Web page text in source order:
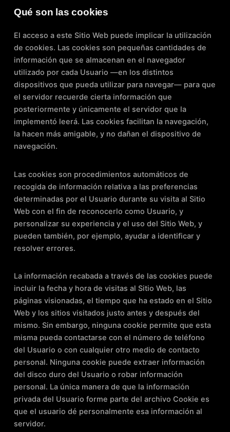
Qué son las cookies
El acceso a este Sitio Web puede implicar la utilización
de cookies. Las cookies son pequeñas cantidades de
información que se almacenan en el navegador
utilizado por cada Usuario —en los distintos
dispositivos que pueda utilizar para navegar— para que
el servidor recuerde cierta información que
posteriormente y únicamente el servidor que la
implementó leerá. Las cookies facilitan la navegación,
la hacen más amigable, y no dañan el dispositivo de
navegación.
Las cookies son procedimientos automáticos de
recogida de información relativa a las preferencias
determinadas por el Usuario durante su visita al Sitio
Web con el fin de reconocerlo como Usuario, y
personalizar su experiencia y el uso del Sitio Web, y
pueden también, por ejemplo, ayudar a identificar y
resolver errores.
La información recabada a través de las cookies puede
incluir la fecha y hora de visitas al Sitio Web, las
páginas visionadas, el tiempo que ha estado en el Sitio
Web y los sitios visitados justo antes y después del
mismo. Sin embargo, ninguna cookie permite que esta
misma pueda contactarse con el número de teléfono
del Usuario o con cualquier otro medio de contacto
personal. Ninguna cookie puede extraer información
del disco duro del Usuario o robar información
personal. La única manera de que la información
privada del Usuario forme parte del archivo Cookie es
que el usuario dé personalmente esa información al
servidor.